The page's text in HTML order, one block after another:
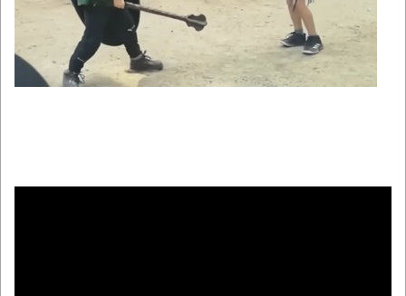
ラックと衝突したドラレコが（ノ∇`）
【真顔】あるスーパーの「チャイルドシー
ト付きカート」に描かれたキャラの目が死んで